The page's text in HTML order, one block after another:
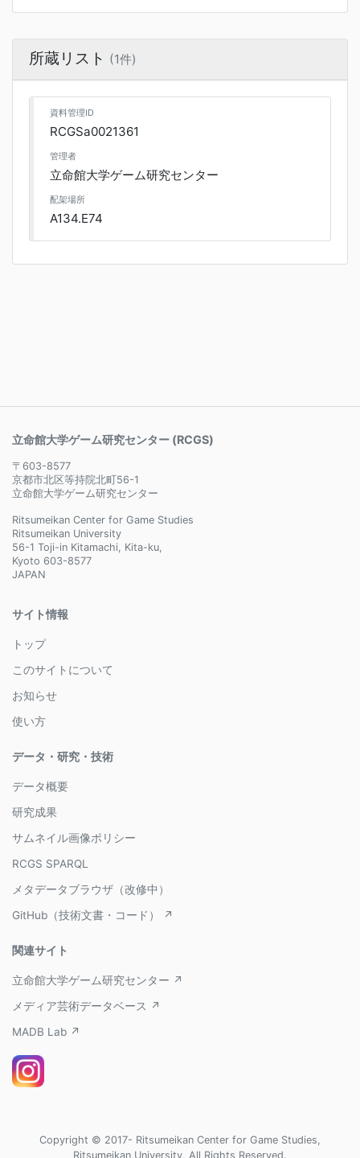
所蔵リスト (1件)
資料管理ID
RCGSa0021361
管理者
立命館大学ゲーム研究センター
配架場所
A134.E74
立命館大学ゲーム研究センター (RCGS)
〒603-8577
京都市北区等持院北町56-1
立命館大学ゲーム研究センター
Ritsumeikan Center for Game Studies
Ritsumeikan University
56-1 Toji-in Kitamachi, Kita-ku,
Kyoto 603-8577
JAPAN
サイト情報
トップ
このサイトについて
お知らせ
使い方
データ・研究・技術
データ概要
研究成果
サムネイル画像ポリシー
RCGS SPARQL
メタデータブラウザ（改修中）
GitHub（技術文書・コード） ↗
関連サイト
立命館大学ゲーム研究センター ↗
メディア芸術データベース ↗
MADB Lab ↗
Copyright © 2017- Ritsumeikan Center for Game Studies,
Ritsumeikan University, All Rights Reserved.